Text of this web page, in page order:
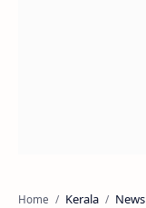
Home Kerala News